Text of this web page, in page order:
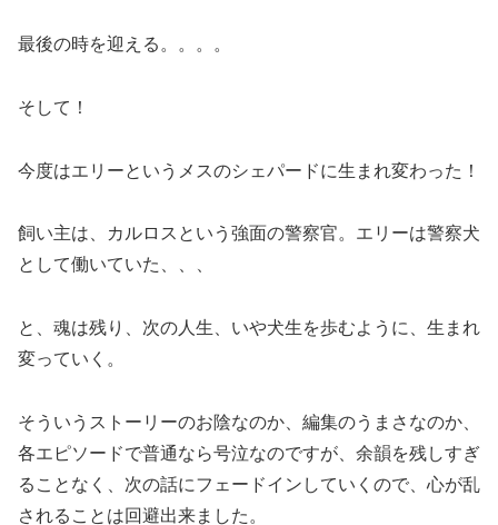
最後の時を迎える。。。。
そして！
今度はエリーというメスのシェパードに生まれ変わった！
飼い主は、カルロスという強面の警察官。エリーは警察犬
として働いていた、、、
と、魂は残り、次の人生、いや犬生を歩むように、生まれ
変っていく。
そういうストーリーのお陰なのか、編集のうまさなのか、
各エピソードで普通なら号泣なのですが、余韻を残しすぎ
ることなく、次の話にフェードインしていくので、心が乱
されることは回避出来ました。